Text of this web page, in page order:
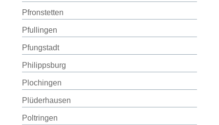
Pfronstetten
Pfullingen
Pfungstadt
Philippsburg
Plochingen
Plüderhausen
Poltringen